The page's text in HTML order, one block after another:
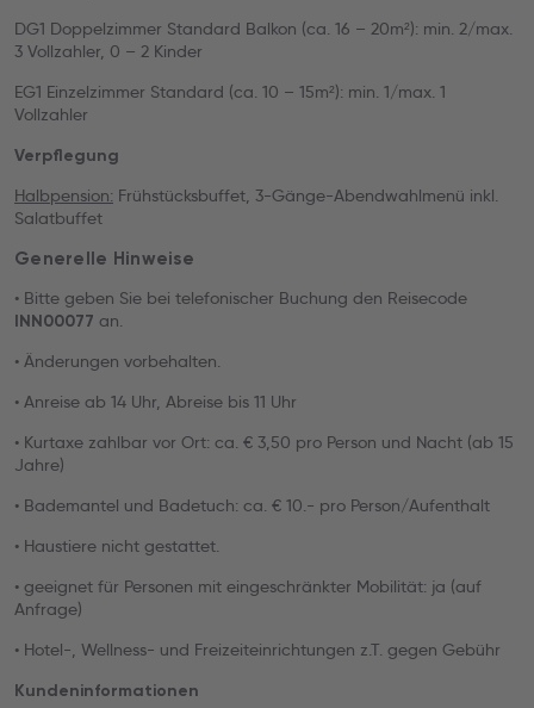
DG1 Doppelzimmer Standard Balkon (ca. 16 – 20m²): min. 2/max.
3 Vollzahler, 0 – 2 Kinder
EG1 Einzelzimmer Standard (ca. 10 – 15m²): min. 1/max. 1
Vollzahler
Verpflegung
Halbpension: Frühstücksbuffet, 3-Gänge-Abendwahlmenü inkl.
Salatbuffet
Generelle Hinweise
• Bitte geben Sie bei telefonischer Buchung den Reisecode
INN00077 an.
• Änderungen vorbehalten.
• Anreise ab 14 Uhr, Abreise bis 11 Uhr
• Kurtaxe zahlbar vor Ort: ca. € 3,50 pro Person und Nacht (ab 15
Jahre)
• Bademantel und Badetuch: ca. € 10.- pro Person/Aufenthalt
• Haustiere nicht gestattet.
• geeignet für Personen mit eingeschränkter Mobilität: ja (auf
Anfrage)
• Hotel-, Wellness- und Freizeiteinrichtungen z.T. gegen Gebühr
Kundeninformationen